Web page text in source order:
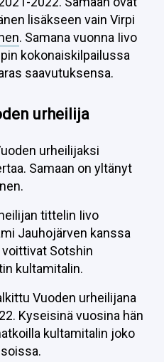
lisäkseen vain Virpi
. Samana vuonna Iivo
kokonaiskilpailussa
saavutuksensa.
urheilija
urheilijaksi
Samaan on yltänyt
tittelin Iivo
Jauhojärven kanssa
Sotshin
kultamitalin.
Vuoden urheilijana
Kyseisinä vuosina hän
kultamitalin joko